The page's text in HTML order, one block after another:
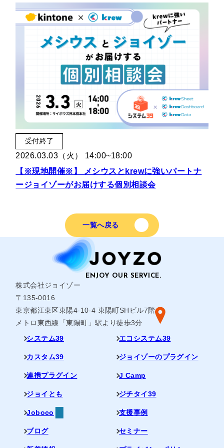
受付終了
2026.03.03（火） 14:00~18:00
【※現地開催※】 メシウスとkrewに強いパートナ
ージョイゾーがお届けする個別相談会
一覧へ戻る
株式会社ジョイゾー
〒135-0016
東京都江東区東陽4-10-4 東陽町SHビル7階
メトロ東西線「東陽町」駅より徒歩3分
システム39
エコシステム39
カスタム39 ジョイゾーのプラグイン
連携プラグイン J Camp
ジョイとも ジチタイ39
Joboco 支援事例
ブログ セミナー